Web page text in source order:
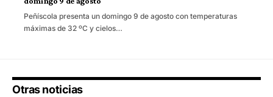
Peñíscola presenta un domingo 9 de agosto con temperaturas
máximas de 32 ºC y cielos…
Otras noticias